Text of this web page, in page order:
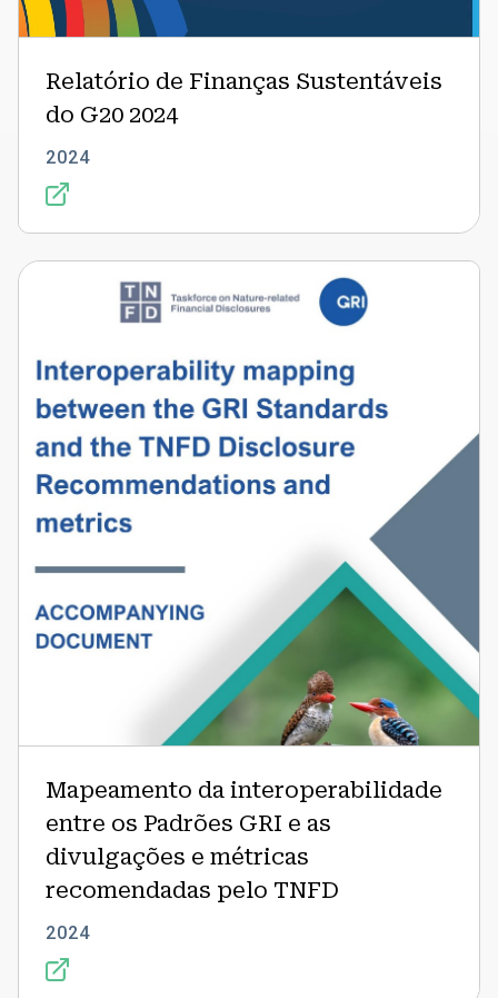
Relatório de Finanças Sustentáveis
do G20 2024
2024
Mapeamento da interoperabilidade
entre os Padrões GRI e as
divulgações e métricas
recomendadas pelo TNFD
2024
Mapeamento
interoperabilidade
entre
os
Padrões
divulgações
métricas
pelo
TNFD